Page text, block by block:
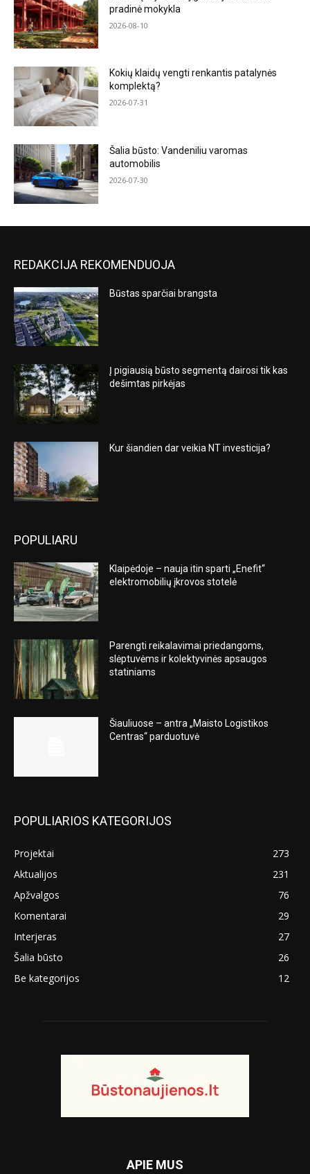
pradinė mokykla
2026-08-10
Kokių klaidų vengti renkantis patalynės
komplektą?
2026-07-31
Šalia būsto: Vandeniliu varomas
automobilis
2026-07-30
REDAKCIJA REKOMENDUOJA
Būstas sparčiai brangsta
Į pigiausią būsto segmentą dairosi tik kas
dešimtas pirkėjas
Kur šiandien dar veikia NT investicija?
POPULIARU
Klaipėdoje – nauja itin sparti „Enefit“
elektromobilių įkrovos stotelė
Parengti reikalavimai priedangoms,
slėptuvėms ir kolektyvinės apsaugos
statiniams
Šiauliuose – antra „Maisto Logistikos
Centras“ parduotuvė
POPULIARIOS KATEGORIJOS
Projektai
273
Aktualijos
231
Apžvalgos
76
Komentarai
29
Interjeras
27
Šalia būsto
26
Be kategorijos
12
APIE MUS